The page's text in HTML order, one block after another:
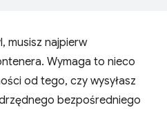
musisz najpierw
Wymaga to nieco
od tego, czy wysyłasz
bezpośredniego